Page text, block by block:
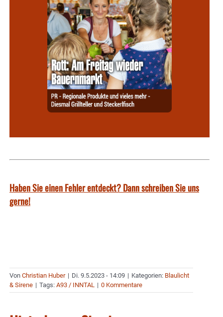
Haben Sie einen Fehler entdeckt? Dann schreiben Sie uns
gerne!
Von Christian Huber | Di. 9.5.2023 - 14:09 | Kategorien: Blaulicht
& Sirene | Tags: A93 / INNTAL | 0 Kommentare